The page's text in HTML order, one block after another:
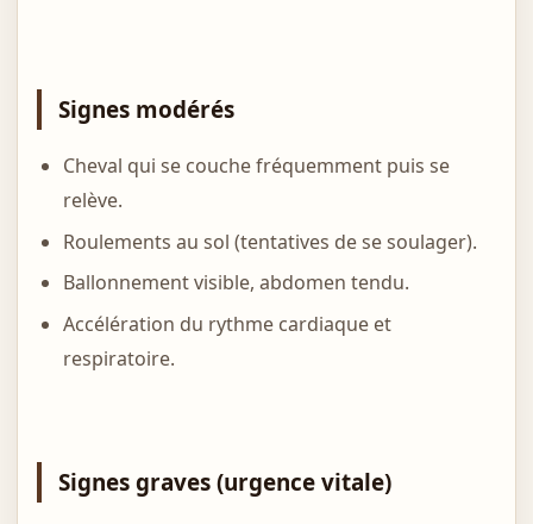
Signes modérés
Cheval qui se couche fréquemment puis se
relève.
Roulements au sol (tentatives de se soulager).
Ballonnement visible, abdomen tendu.
Accélération du rythme cardiaque et
respiratoire.
Signes graves (urgence vitale)